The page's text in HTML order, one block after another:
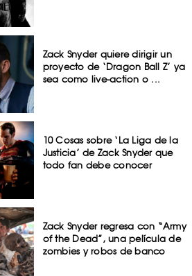
Zack Snyder quiere dirigir un
proyecto de ‘Dragon Ball Z’ ya
sea como live-action o ...
10 Cosas sobre ‘La Liga de la
Justicia’ de Zack Snyder que
todo fan debe conocer
Zack Snyder regresa con “Army
of the Dead”, una película de
zombies y robos de banco